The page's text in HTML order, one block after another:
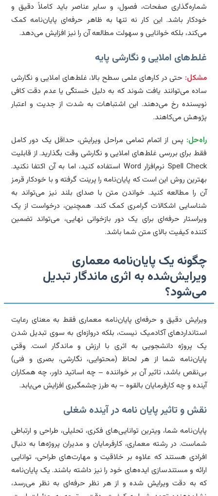
صفحات، فصول، و سایر عناصر باید کاملاً دقیق و
باشد. این کار نه تنها به ظاهر حرفه‌ای پایان‌نامه کمک
بلکه خوانایی و سهولت مطالعه آن را نیز افزایش می‌دهد.
املایی و نگارشی پایه
حتی در کارهای علمی سطح بالا، غلط‌های املایی و نگارشی
می‌توانند یافت شوند که به دلیل خستگی یا عدم دقت کافی
رخ می‌دهند. این اشتباهات به شدت از جدیت و اعتبار
می‌کاهند.
پس از اتمام تمامی مراحل ویرایش، حداقل یک دور کامل
برای بررسی غلط‌های املایی و نگارشی وقت بگذارید. از قابلیت
Spell Check نرم‌افزار Word استفاده کنید، اما به آن اکتفا نکنید.
روش این است که پایان‌نامه را پرینت گرفته و با خودکار قرمز
را مطالعه کنید. خواندن متن با صدای بلند نیز می‌تواند به
اشکالات گرامری کمک کند. همچنین، درخواست از یک
حرفه‌ای برای یک دور بازخوانی نهایی، می‌تواند تضمین
کیفیت بالای متن شما باشد.
یک پایان‌نامه معماری
به اثری ماندگار تبدیل
دقیق و حرفه‌ای پایان‌نامه معماری فقط به معنای رعایت
آکادمیک نیست، بلکه دروازه‌ای به سوی تبدیل شدن
پروژه دانشجویی به اثری با ارزش و ماندگار است. وقتی
شما از هر لحاظ (محتوایی، نگارشی، بصری و فنی)
باشد، تاثیر آن بر خواننده – چه اساتید داور، چه همکاران
و چه کارفرمایان بالقوه – به طرز چشمگیری افزایش می‌یابد.
و تاثیر پایان نامه در آینده شغلی
شما، ویترین توانایی‌های فکری، تحلیلی، طراحی و ارتباطی
در رشته معماری، کارفرمایان و مدیران پروژه‌ها به دنبال
هستند که علاوه بر خلاقیت و مهارت‌های طراحی، توانایی
و مستندسازی ایده‌های خود را نیز داشته باشند. یک پایان‌نامه
به دقت ویرایش شده و از هر نظر حرفه‌ای به نظر می‌رسد،